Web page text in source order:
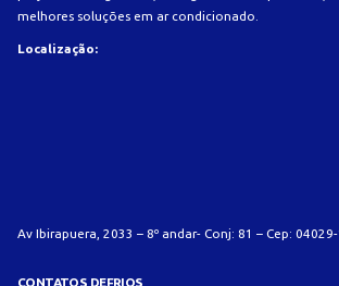
melhores soluções em ar condicionado.
Localização:
Av Ibirapuera, 2033 – 8º andar- Conj: 81 – Cep: 04029-
CONTATOS DEFRIOS